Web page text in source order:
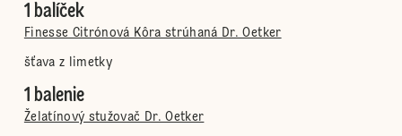
1 balíček
Finesse Citrónová Kôra strúhaná Dr. Oetker
šťava z limetky
1 balenie
Želatínový stužovač Dr. Oetker